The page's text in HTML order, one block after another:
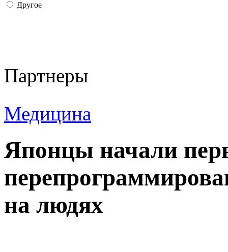
Другое
Партнеры
Медицина
Японцы начали
на людях